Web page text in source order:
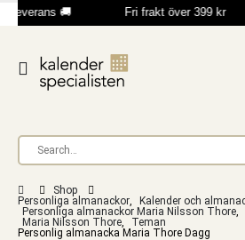
leverans 🚚 Fri frakt över 399 kr
Shop
Personliga almanackor, Kalender och
Personliga almanackor Maria Nilsson Thore,
Maria Nilsson Thore,
Teman
Personlig almanacka Maria Thore Dagg